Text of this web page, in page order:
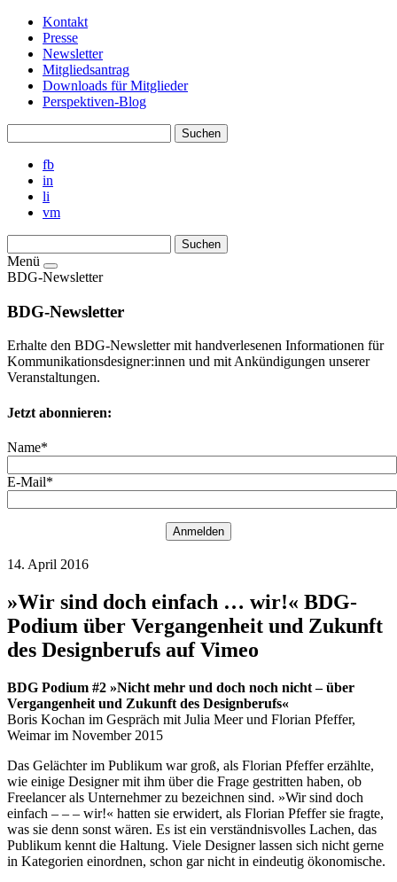
Kontakt
Presse
Newsletter
Mitgliedsantrag
Downloads für Mitglieder
Perspektiven-Blog
fb
in
li
vm
Menü
BDG-Newsletter
BDG-Newsletter
Erhalte den BDG-Newsletter mit handverlesenen Informationen für
Kommunikationsdesigner:innen und mit Ankündigungen unserer
Veranstaltungen.
Jetzt abonnieren:
Name*
E-Mail*
Anmelden
14. April 2016
»Wir sind doch einfach … wir!« BDG-
Podium über Vergangenheit und Zukunft
des Designberufs auf Vimeo
BDG Podium #2 »Nicht mehr und doch noch nicht – über
Vergangenheit und Zukunft des Designberufs«
Boris Kochan im Gespräch mit Julia Meer und Florian Pfeffer,
Weimar im November 2015
Das Gelächter im Publikum war groß, als Florian Pfeffer erzählte,
wie einige Designer mit ihm über die Frage gestritten haben, ob
Freelancer als Unternehmer zu bezeichnen sind. »Wir sind doch
einfach – – – wir!« hatten sie erwidert, als Florian Pfeffer sie fragte,
was sie denn sonst wären. Es ist ein verständnisvolles Lachen, das
Publikum kennt die Haltung. Viele Designer lassen sich nicht gerne
in Kategorien einordnen, schon gar nicht in eindeutig ökonomische.